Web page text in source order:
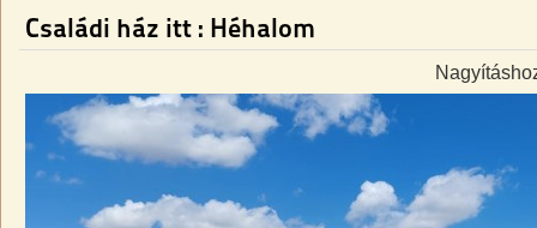
Családi ház itt : Héhalom